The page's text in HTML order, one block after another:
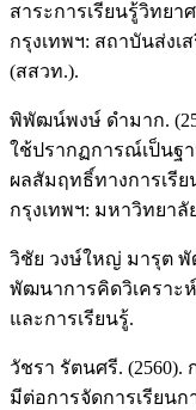
สาระการเรียนรู้วิทยา
กรุงเทพฯ: สถาบันส่ง
(สสวท.).
พิพัฒน์พงษ์ ดำมาก.
ใช้ปรากฏการณ์เป็นฐ
ผลสัมฤทธิ์ทางการเ
กรุงเทพฯ: มหาวิทยา
วิชัย วงษ์ใหญ่ มารุต พั
พัฒนาการคิดวิเคราะ
และการเรียนรู้.
วัชรา รัตนศรี.
มีต่อการจัดการเรียนก